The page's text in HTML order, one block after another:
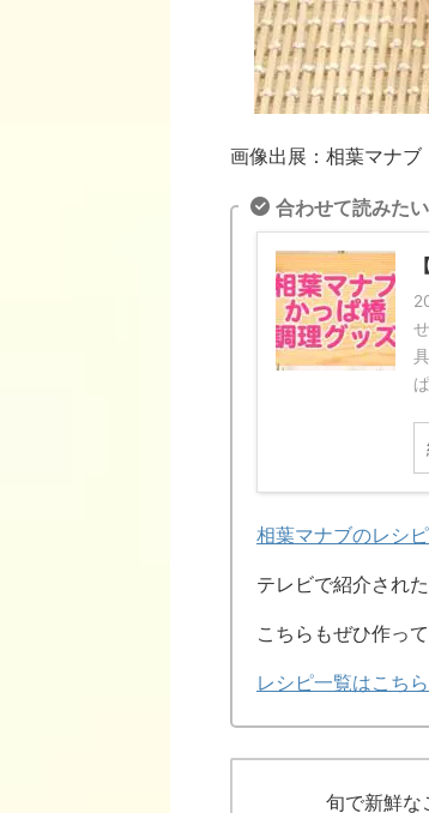
画像出展：相葉マナブ
合わせて読みたい
相葉マナブのレシ
テレビで紹介され
こちらもぜひ作っ
レシピ一覧はこちら
旬で新鮮な